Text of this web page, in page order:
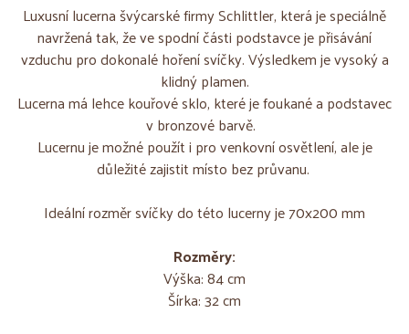
Luxusní lucerna švýcarské firmy Schlittler, která je speciálně
navržená tak, že ve spodní části podstavce je přisávání
vzduchu pro dokonalé hoření svíčky. Výsledkem je vysoký a
klidný plamen.
Lucerna má lehce kouřové sklo, které je foukané a podstavec
v bronzové barvě.
Lucernu je možné použít i pro venkovní osvětlení, ale je
důležité zajistit místo bez průvanu.
Ideální rozměr svíčky do této lucerny je 70x200 mm
Rozměry:
Výška: 84 cm
Šírka: 32 cm